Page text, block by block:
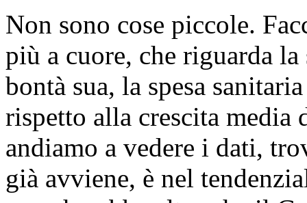
Non sono cose piccole.
più a cuore, che riguarda
bontà sua, la spesa
rispetto alla crescita media
andiamo a vedere i dati,
già avviene, è nel